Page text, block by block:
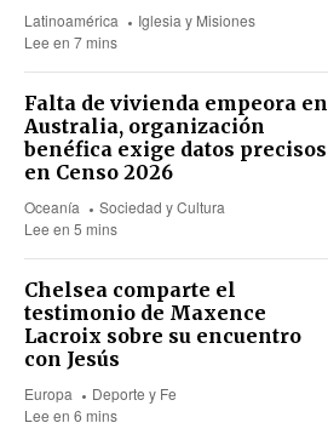
Latinoamérica
Iglesia y Misiones
Lee en 7 mins
Falta de vivienda empeora en
Australia, organización
benéfica exige datos precisos
en Censo 2026
Oceanía
Sociedad y Cultura
Lee en 5 mins
Chelsea comparte el
testimonio de Maxence
Lacroix sobre su encuentro
con Jesús
Europa
Deporte y Fe
Lee en 6 mins